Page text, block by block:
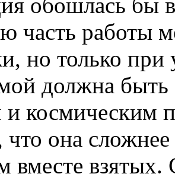
обошлась бы
часть работы
но только при
должна быть
космическим
что она
вместе взятых.